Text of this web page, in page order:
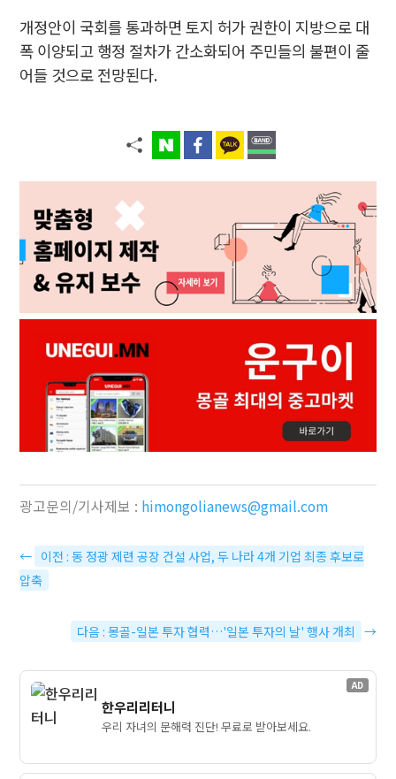
개정안이 국회를 통과하면 토지 허가 권한이 지방으로 대
폭 이양되고 행정 절차가 간소화되어 주민들의 불편이 줄
어들 것으로 전망된다.
광고문의/기사제보 : himongolianews@gmail.com
← 이전 : 동 정광 제련 공장 건설 사업, 두 나라 4개 기업 최종 후보로
압축
다음 : 몽골-일본 투자 협력…'일본 투자의 날' 행사 개최 →
AD
한우리리터니
우리 자녀의 문해력 진단! 무료로 받아보세요.